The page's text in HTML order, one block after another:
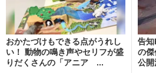
おかたづけもできる点がうれし
い！ 動物の鳴き声やセリフが盛
りだくさんの「アニア ...
告
の傑
公開